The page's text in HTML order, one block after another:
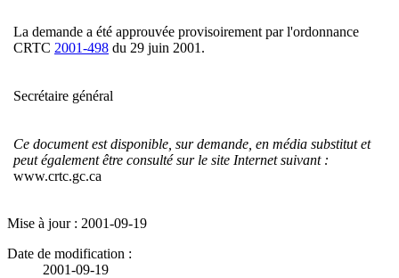
La demande a été approuvée provisoirement par l'ordonnance
CRTC 2001-498 du 29 juin 2001.
Secrétaire général
Ce document est disponible, sur demande, en média substitut et
peut également être consulté sur le site Internet suivant :
www.crtc.gc.ca
Mise à jour : 2001-09-19
Date de modification :
2001-09-19